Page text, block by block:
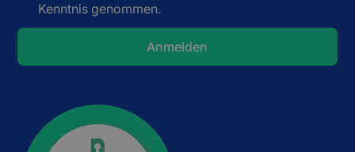
Kenntnis genommen.